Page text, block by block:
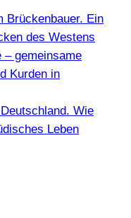
Brückenbauer. Ein
des Westens
– gemeinsame
Kurden in
Wie
Leben